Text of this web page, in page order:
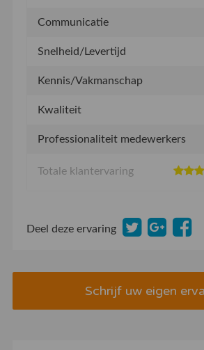
Communicatie
Snelheid/Levertijd
Kennis/Vakmanschap
Kwaliteit
Professionaliteit medewerkers
Totale klantervaring
Deel deze ervaring
Schrijf uw eigen